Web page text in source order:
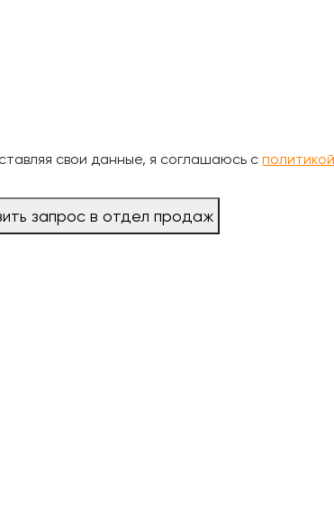
свои данные, я соглашаюсь с
запрос в отдел продаж